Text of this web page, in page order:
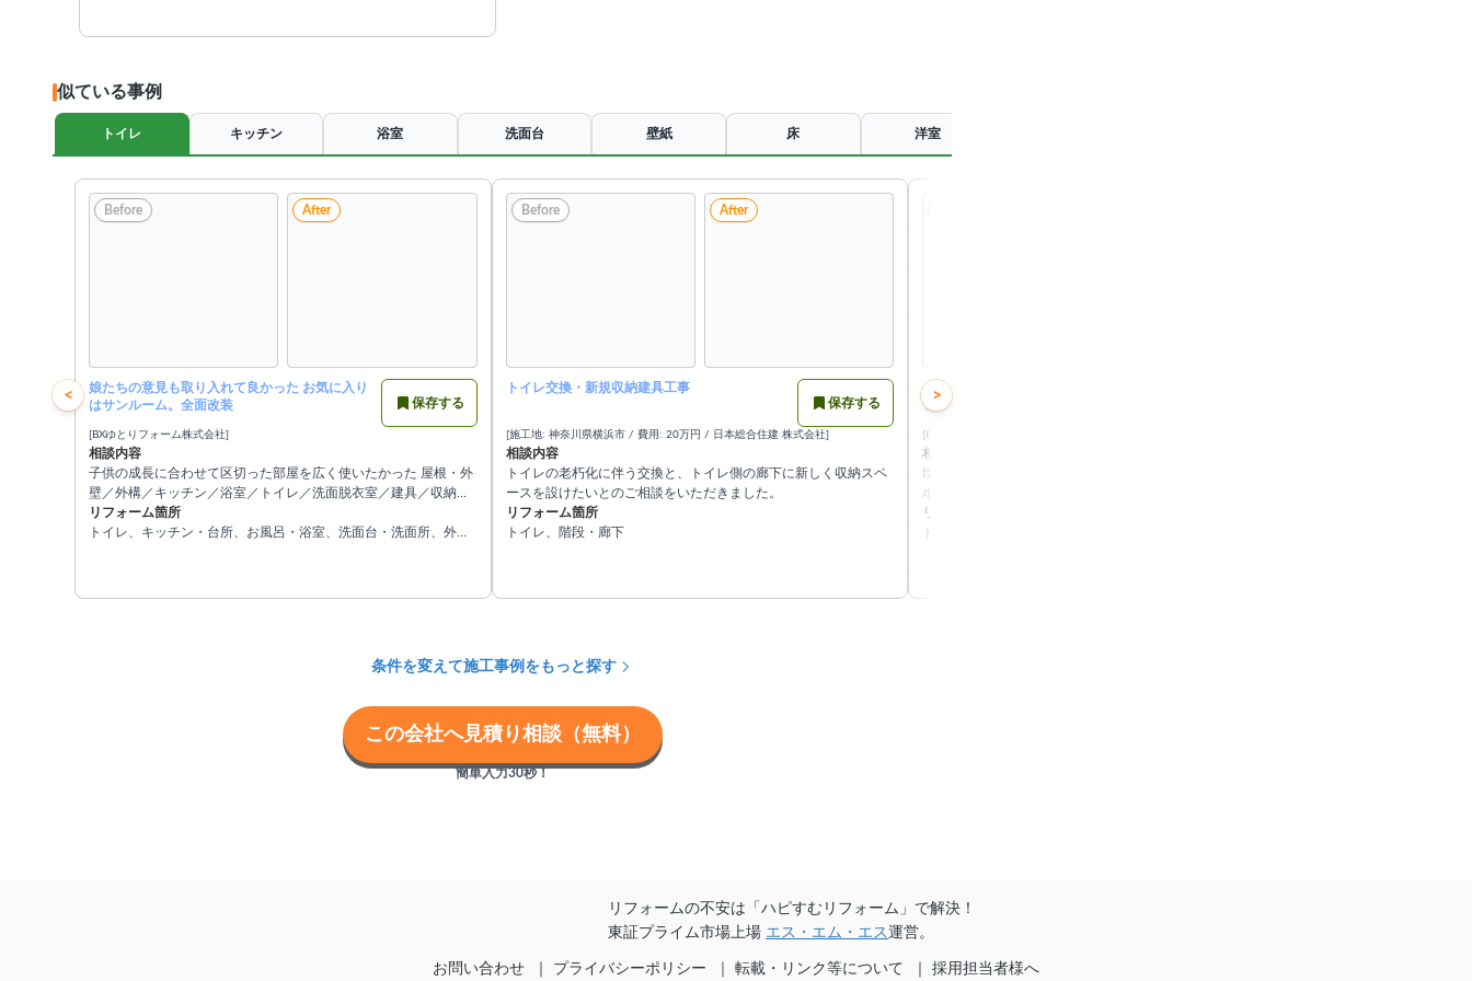
似ている事例
トイレ キッチン 浴室 洗面台 壁紙 床 洋室
<
Before After
娘たちの意見も取り入れて良かった お気に入り
はサンルーム。全面改装
保存する
[BXゆとりフォーム株式会社]
相談内容
子供の成長に合わせて区切った部屋を広く使いたかった 屋根・外
壁／外構／キッチン／浴室／トイレ／洗面脱衣室／建具／収納／
内装
リフォーム箇所
トイレ、キッチン・台所、お風呂・浴室、洗面台・洗面所、外
Before After
トイレ交換・新規収納建具工事
保存する
[施工地: 神奈川県横浜市 / 費用: 20万円 / 日本総合住建 株式会社]
相談内容
トイレの老朽化に伴う交換と、トイレ側の廊下に新しく収納スペ
ースを設けたいとのご相談をいただきました。
リフォーム箇所
トイレ、階段・廊下
ゲストトイレをゴージャスでリラックスできるホ
テルのようなスペースへリフォーム
[BXゆとりフォーム株式会社]
相談内容
壊れたわけではないけれど、色やデザインにこだわりたかった。
ホテルのパウダールームを意識したトイレ・洗面リフォーム トイ
レ便器交換／洗面化粧室／間仕切変更／内装
リフォーム箇所
トイレ、洗面台・洗面所
>
条件を変えて施工事例をもっと探す
この会社へ見積り相談（無料）
簡単入力30秒！
リフォームの不安は「ハピすむリフォーム」で解決！
東証プライム市場上場 エス・エム・エス運営。
お問い合わせ プライバシーポリシー 転載・リンク等について 採用担当者様へ